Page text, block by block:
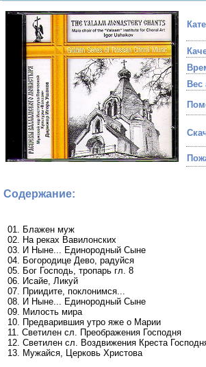
Вес
Содержание:
01. Блажен муж
02. На реках Вавилонских
03. И Ныне... Единородный Сыне
04. Богородице Дево, радуйся
05. Бог Господь, тропарь гл. 8
06. Исайе, Ликуй
07. Приидите, поклонимся...
08. И Ныне... Единородный Сыне
09. Милость мира
10. Предварившия утро яже о Марии
11. Светилен сл. Преображения Господня
12. Светилен сл. Воздвижения Креста
13. Мужайся, Церковь Христова